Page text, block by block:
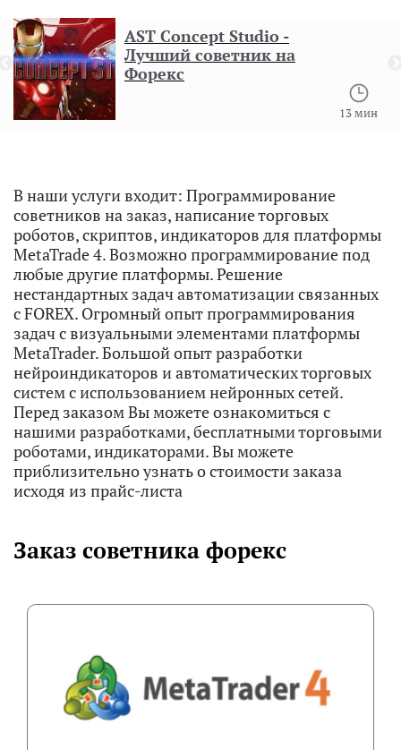
AST Concept Studio -
Лучший советник на
Форекс
13 мин
В наши услуги входит: Программирование
советников на заказ, написание торговых
роботов, скриптов, индикаторов для платформы
MetaTrade 4. Возможно программирование под
любые другие платформы. Решение
нестандартных задач автоматизации связанных
с FOREX. Огромный опыт программирования
задач с визуальными элементами платформы
MetaTrader. Большой опыт разработки
нейроиндикаторов и автоматических торговых
систем с использованием нейронных сетей.
Перед заказом Вы можете ознакомиться с
нашими разработками, бесплатными торговыми
роботами, индикаторами. Вы можете
приблизительно узнать о стоимости заказа
исходя из прайс-листа
Заказ советника форекс